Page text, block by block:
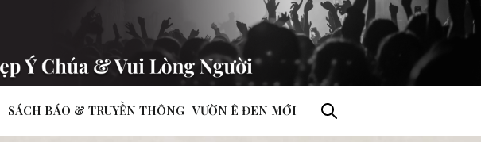
SÁCH BÁO & TRUYỀN THÔNG VƯỜN Ê ĐEN MỚI